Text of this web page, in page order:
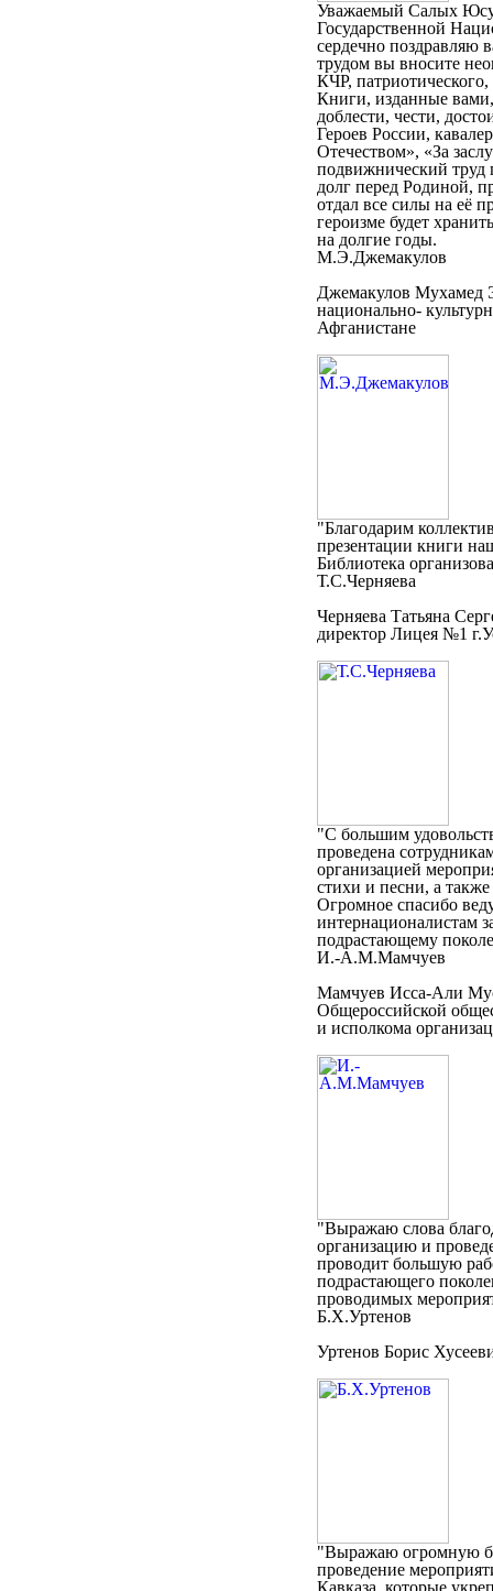
Уважаемый Салых
Государственной
сердечно поздравляю
трудом вы вносите
КЧР, патриотического,
Книги, изданные
доблести, чести,
Героев России,
Отечеством», «За
подвижнический труд
долг перед Родиной,
отдал все силы на её
героизме будет
на долгие годы.
М.Э.Джемакулов
Джемакулов Мухамед
национально-
Афганистане
"Благодарим
презентации книги
Библиотека
Т.С.Черняева
Черняева Татьяна
директор Лицея №1
"С большим
проведена
организацией
стихи и песни, а
Огромное спасибо
интернационалистам
подрастающему
И.-А.М.Мамчуев
Мамчуев Исса-Али
Общероссийской
и исполкома
"Выражаю слова
организацию и
проводит большую
подрастающего
проводимых
Б.Х.Уртенов
Уртенов Борис
"Выражаю огромную
проведение
Кавказа, которые